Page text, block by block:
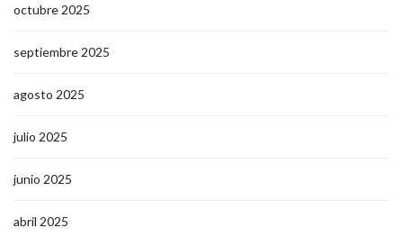
octubre 2025
septiembre 2025
agosto 2025
julio 2025
junio 2025
abril 2025